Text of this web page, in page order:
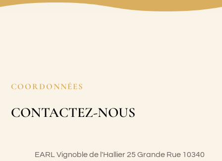
COORDONNÉES
CONTACTEZ-NOUS
EARL Vignoble de l'Hallier 25 Grande Rue 10340